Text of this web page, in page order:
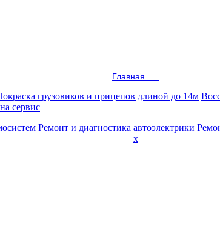
Главная
грузовиков и прицепов длиной до 14м
сервис
Ремонт и диагностика автоэлектрики
x